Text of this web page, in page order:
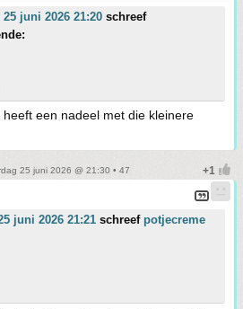
juni 2026 21:20 schreef
een nadeel met die kleinere
25 juni 2026 @ 21:30 • 47
juni 2026 21:21 schreef potjecreme